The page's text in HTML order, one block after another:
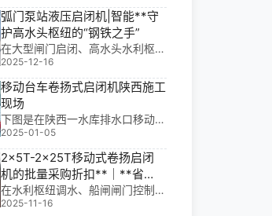
实现大流量工况下的稳定启闭与生
态兼容？基于我多年水利工程金属
结构设计与现场安装经验，平面滑
动钢制闸门：非标定制尺寸 | 生态
友好大流量场景
弧门泵站液压启闭机|智能**守
护高水头枢纽的“钢铁之手”
在大型闸门启闭、高水头水利枢
纽、无人值守电站及应急泄洪系统
中，弧门泵站液压启闭机不仅是关
键设备，更是保障工程安全运行的
核心“神经**”。它以**控制、稳定
可靠、远程响应能力，成为现代水
利工程不可或缺的
2025-12-16
移动台车卷扬式启闭机陕西施工
现场
下图是在陕西一水库排水口移动台
车卷扬式启闭机安装施工现场，安
装的型号为QPT-2*50，启门力2*
50KN，扬程13米，两吊点距离2.
5米，提升速度2.27m/min，行走
速度11.85m/min，钢轨型号P1
5，车轮直径250mm。
2025-01-05
2x5T-2x25T移动式卷扬启闭
机的批量采购折扣**｜**省
心，工程优选
在水利枢纽调水、船闸闸门控制、
平面与弧形闸门启闭等关键场景
2025-11-16